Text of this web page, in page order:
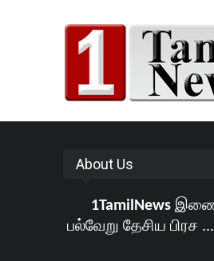
About Us
1TamilNews
பல்வேறு தேசிய பிரச ...